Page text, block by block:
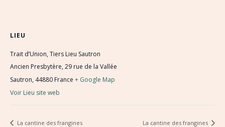
LIEU
Trait d’Union, Tiers Lieu Sautron
Ancien Presbytère, 29 rue de la Vallée
Sautron, 44880 France + Google Map
Voir Lieu site web
La cantine des frangines La cantine des frangines